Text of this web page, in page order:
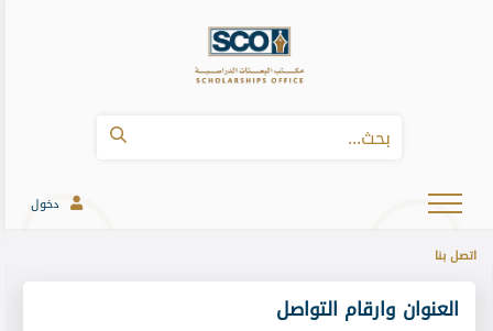
دخول
اتصل بنا
العنوان وارقام التواصل